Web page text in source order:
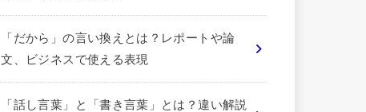
「だから」の言い換えとは？レポートや論
文、ビジネスで使える表現
「話し言葉」と「書き言葉」とは？違い解説